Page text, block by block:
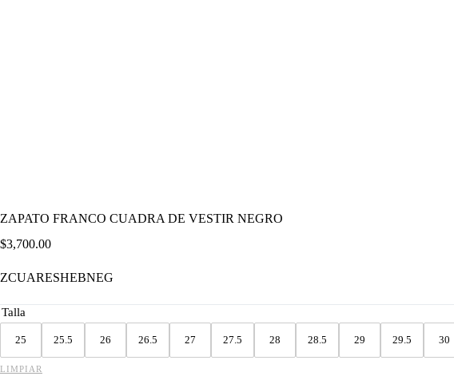
ZAPATO FRANCO CUADRA DE VESTIR NEGRO
$3,700.00
ZCUARESHEBNEG
Talla
25 25.5 26 26.5 27 27.5 28 28.5 29 29.5 30
LIMPIAR